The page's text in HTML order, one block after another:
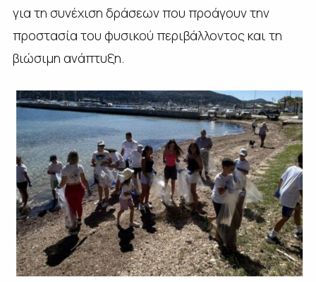
για τη συνέχιση δράσεων που προάγουν την
προστασία του φυσικού περιβάλλοντος και τη
βιώσιμη ανάπτυξη.